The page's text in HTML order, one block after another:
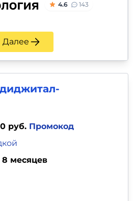
4.6 143
Далее
руб. Промокод
8 месяцев